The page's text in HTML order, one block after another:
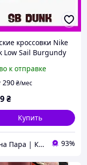
кроссовки Nike
Low Sail Burgundy
демисезонные
комфортные
к отправке
290₴/мес
₴
Купить
Файна Пара | Кросівки 93%